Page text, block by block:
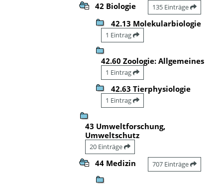
42 Biologie 135 Einträge
42.13 Molekularbiologie
1 Eintrag
42.60 Zoologie: Allgemeines
1 Eintrag
42.63 Tierphysiologie
1 Eintrag
43 Umweltforschung,
Umweltschutz
20 Einträge
44 Medizin 707 Einträge